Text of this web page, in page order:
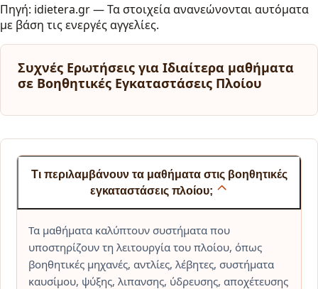
Πηγή: idietera.gr — Τα στοιχεία ανανεώνονται αυτόματα
με βάση τις ενεργές αγγελίες.
Συχνές Ερωτήσεις για Ιδιαίτερα μαθήματα
σε Βοηθητικές Εγκαταστάσεις Πλοίου
Τι περιλαμβάνουν τα μαθήματα στις βοηθητικές
εγκαταστάσεις πλοίου;
Τα μαθήματα καλύπτουν συστήματα που
υποστηρίζουν τη λειτουργία του πλοίου, όπως
βοηθητικές μηχανές, αντλίες, λέβητες, συστήματα
καυσίμου, ψύξης, λιπανσης, ύδρευσης, αποχέτευσης